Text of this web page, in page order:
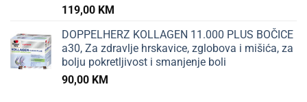
119,00 KM
DOPPELHERZ KOLLAGEN 11.000 PLUS BOČICE
a30, Za zdravlje hrskavice, zglobova i mišića, za
bolju pokretljivost i smanjenje boli
90,00 KM